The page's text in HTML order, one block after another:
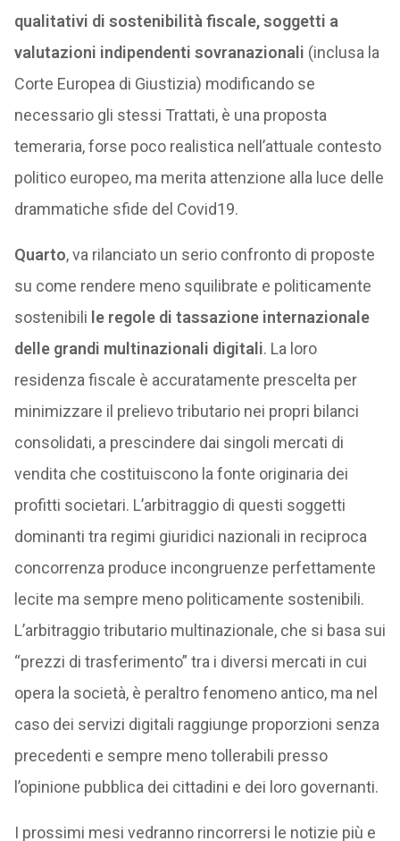
qualitativi di sostenibilità fiscale, soggetti a
valutazioni indipendenti sovranazionali (inclusa la
Corte Europea di Giustizia) modificando se
necessario gli stessi Trattati, è una proposta
temeraria, forse poco realistica nell’attuale contesto
politico europeo, ma merita attenzione alla luce delle
drammatiche sfide del Covid19.
Quarto, va rilanciato un serio confronto di proposte
su come rendere meno squilibrate e politicamente
sostenibili le regole di tassazione internazionale
delle grandi multinazionali digitali. La loro
residenza fiscale è accuratamente prescelta per
minimizzare il prelievo tributario nei propri bilanci
consolidati, a prescindere dai singoli mercati di
vendita che costituiscono la fonte originaria dei
profitti societari. L’arbitraggio di questi soggetti
dominanti tra regimi giuridici nazionali in reciproca
concorrenza produce incongruenze perfettamente
lecite ma sempre meno politicamente sostenibili.
L’arbitraggio tributario multinazionale, che si basa sui
“prezzi di trasferimento” tra i diversi mercati in cui
opera la società, è peraltro fenomeno antico, ma nel
caso dei servizi digitali raggiunge proporzioni senza
precedenti e sempre meno tollerabili presso
l’opinione pubblica dei cittadini e dei loro governanti.
I prossimi mesi vedranno rincorrersi le notizie più e